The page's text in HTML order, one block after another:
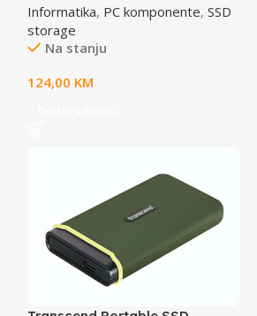
Informatika, PC komponente, SSD
storage
Na stanju
124,00 KM